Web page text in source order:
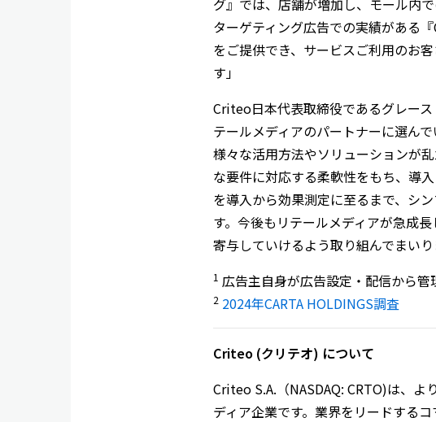
グ』では、店舗が増加し、モール内
ターゲティング広告での実績がある
をご提供でき、サービスご利用のお
す」
Criteo日本代表取締役であるグレー
テールメディアのパートナーに選ん
様々な活用方法やソリューションが
な要件に対応する柔軟性をもち、導
を導入から効果測定に至るまで、シ
す。今後もリテールメディアが急成
寄与していけるよう取り組んでまいり
1 広告主自身が広告設定・配信から
2 2024年CARTA HOLDINGS調査
Criteo (クリテオ) について
Criteo S.A.（NASDAQ: CRTO)は、
ディア企業です。業界をリードする